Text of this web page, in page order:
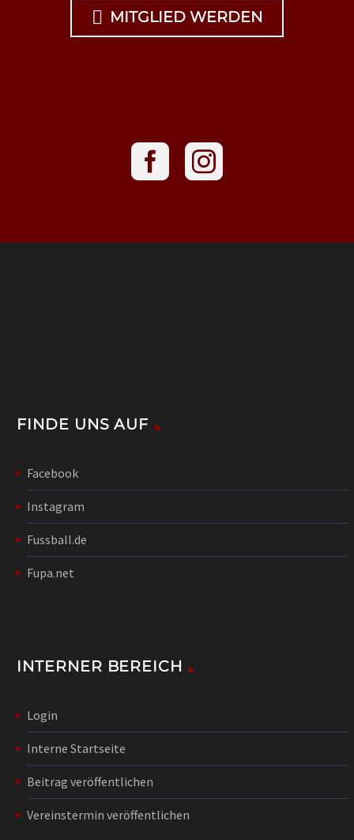
 MITGLIED WERDEN
FINDE UNS AUF
Facebook
Instagram
Fussball.de
Fupa.net
INTERNER BEREICH
Login
Interne Startseite
Beitrag veröffentlichen
Vereinstermin veröffentlichen